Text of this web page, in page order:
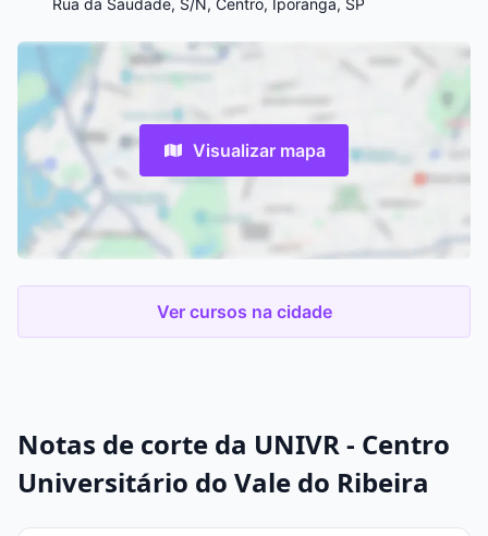
Rua da Saudade, S/N, Centro, Iporanga, SP
Visualizar mapa
Ver cursos na cidade
Notas de corte da UNIVR - Centro
Universitário do Vale do Ribeira